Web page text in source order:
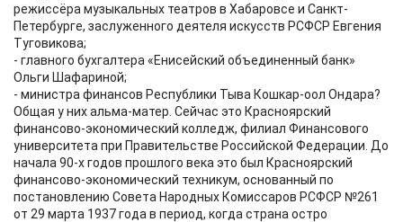
режиссёра музыкальных театров в Хабаровсе и Санкт-
Петербурге, заслуженного деятеля искусств РСФСР Евгения
Туговикова;
- главного бухгалтера «Енисейский объединенный банк»
Ольги Шафариной;
- министра финансов Республики Тыва Кошкар-оол Ондара?
Общая у них альма-матер. Сейчас это Красноярский
финансово-экономический колледж, филиал Финансового
университета при Правительстве Российской Федерации. До
начала 90-х годов прошлого века это был Красноярский
финансово-экономический техникум, основанный по
постановлению Совета Народных Комиссаров РСФСР №261
от 29 марта 1937 года в период, когда страна остро